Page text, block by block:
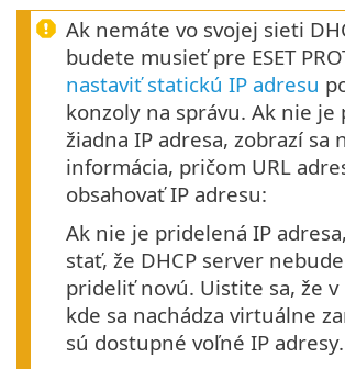
Ak nemáte vo svojej sieti
budete musieť pre ESET
nastaviť statickú IP adresu
konzoly na správu. Ak nie je
žiadna IP adresa, zobrazí sa
informácia, pričom URL
obsahovať IP adresu:
Ak nie je pridelená IP
stať, že DHCP server
prideliť novú. Uistite sa, že v
kde sa nachádza virtuálne
sú dostupné voľné IP adresy.